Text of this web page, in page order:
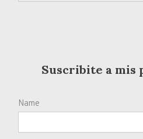
Suscribite a mis
Name